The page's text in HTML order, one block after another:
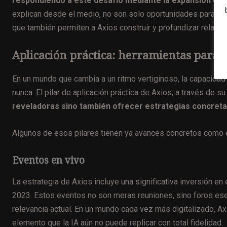
explican desde el medio, no son solo oportunidades para
que también permiten a Axios construir y profundizar
Aplicación práctica: herramientas para
En un mundo que cambia a un ritmo vertiginoso, la
nunca. El pilar de aplicación práctica de Axios, a través de su
reveladoras sino también ofrecer estrategias
Algunos de esos pilares tienen ya avances concretos como
Eventos en vivo
La estrategia de Axios incluye una significativa inversión
2023. Estos eventos no son meras reuniones, sino foros
relevancia actual. En un mundo cada vez más digitalizado,
elemento que la IA aún no puede replicar con total fidelidad.